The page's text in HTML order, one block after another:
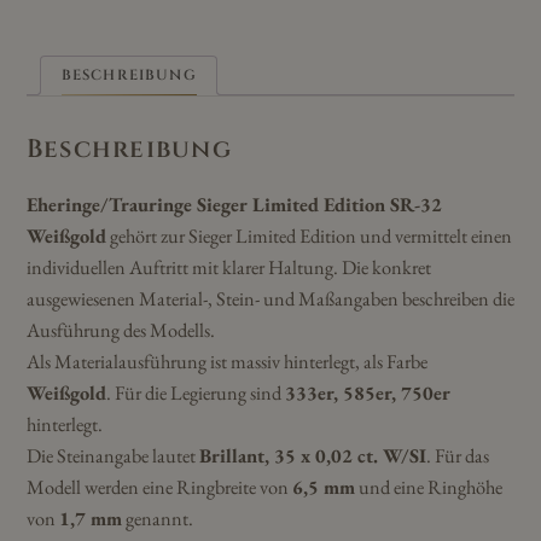
BESCHREIBUNG
Beschreibung
Eheringe/Trauringe Sieger Limited Edition SR-32
Weißgoldgehört zur Sieger Limited Edition und vermittelt einen
individuellen Auftritt mit klarer Haltung. Die konkret
ausgewiesenen Material-, Stein- und Maßangaben beschreiben die
Ausführung des Modells.
Als Materialausführung ist massiv hinterlegt, als Farbe
Weißgold. Für die Legierung sind333er, 585er, 750er
hinterlegt.
Die Steinangabe lautetBrillant, 35 x 0,02 ct. W/SI. Für das
Modell werden eine Ringbreite von 6,5 mmund eine Ringhöhe
von 1,7 mmgenannt.